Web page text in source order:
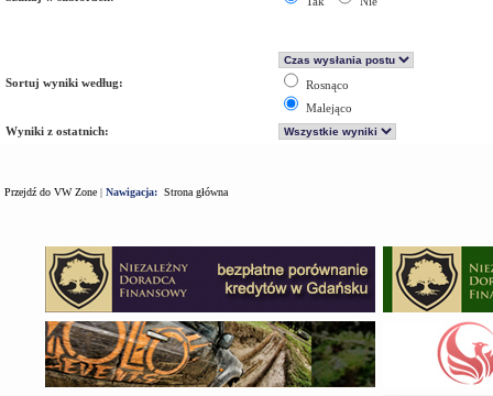
Sortuj wyniki według:
Rosnąco
Malejąco
Wyniki z ostatnich:
Przejdź do VW Zone | Nawigacja: Strona główna